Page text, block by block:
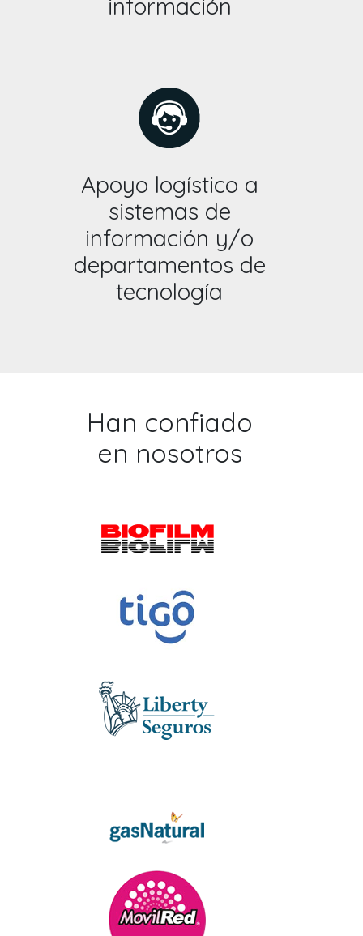
información
Apoyo logístico a
sistemas de
información y/o
departamentos de
tecnología
Han confiado
en nosotros